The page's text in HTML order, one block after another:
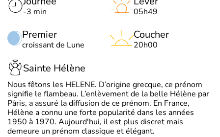
-3 min
Premier
croissant de Lune
05h49
Coucher
20h00
Sainte Hélène
Nous fêtons les HELENE. D’origine grecque, ce prénom
signifie le flambeau. L’enlèvement de la belle Hélène par
Pâris, a assuré la diffusion de ce prénom. En France,
Hélène a connu une forte popularité dans les années
1950 à 1970. Aujourd'hui, il est plus discret mais
demeure un prénom classique et élégant.